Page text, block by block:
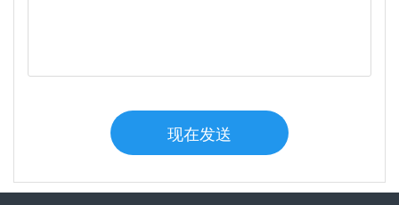
现在发送